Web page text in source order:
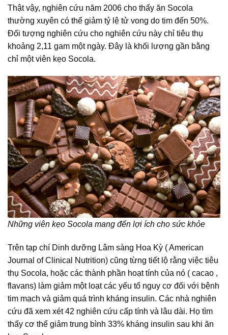
Thật vậy, nghiên cứu năm 2006 cho thấy ăn Socola
thường xuyên có thể giảm tỷ lệ tử vong do tim đến 50%.
Đối tượng nghiên cứu cho nghiên cứu này chỉ tiêu thụ
khoảng 2,11 gam một ngày. Đây là khối lượng gần bằng
chỉ một viên kẹo Socola.
Những viên kẹo Socola mang đến lợi ích cho sức khỏe
Trên tạp chí Dinh dưỡng Lâm sàng Hoa Kỳ ( American
Journal of Clinical Nutrition) cũng từng tiết lộ rằng việc tiêu
thụ Socola, hoặc các thành phần hoạt tính của nó ( cacao ,
flavans) làm giảm một loạt các yếu tố nguy cơ đối với bệnh
tim mạch và giảm quá trình kháng insulin. Các nhà nghiên
cứu đã xem xét 42 nghiên cứu cấp tính và lâu dài. Họ tìm
thấy cơ thể giảm trung bình 33% kháng insulin sau khi ăn